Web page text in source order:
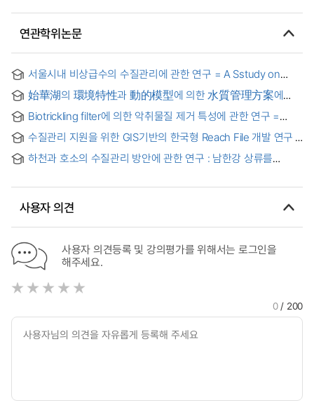
연관학위논문
서울시내 비상급수의 수질관리에 관한 연구 = A Sstudy on
management of emergency water in Seoul
始華湖의 環境特性과 動的模型에 의한 水質管理方案에
the sihwa reservoir and water quality management using a
dynamic model
Biotrickling filter에 의한 악취물질 제거 특성에 관한 연구 =
for biotrickling filter
수질관리 지원을 위한 GIS기반의 한국형 Reach File 개발 연구
하천과 호소의 수질관리 방안에 관한 연구 : 남한강 상류를
사용자 의견
사용자 의견등록 및 강의평가를 위해서는 로그인을
해주세요.
0/ 200